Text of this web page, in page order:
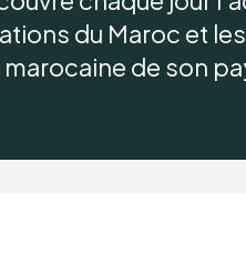
du Maroc et
de son